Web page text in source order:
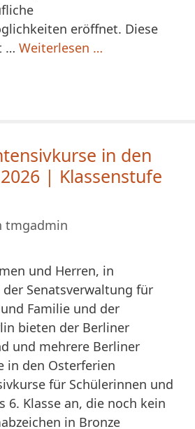
eröffnet. Diese
… Weiterlesen …
in den
| Klassenstufe
tmgadmin
und Herren, in
Senatsverwaltung für
Familie und der
bieten der Berliner
und mehrere Berliner
in den Osterferien
für Schülerinnen und
6. Klasse an, die noch kein
in Bronze